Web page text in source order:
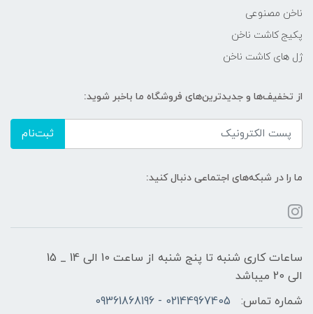
ناخن مصنوعی
پکیج کاشت ناخن
ژل های کاشت ناخن
از تخفیف‌ها و جدیدترین‌های فروشگاه ما باخبر شوید:
ثبت‌نام
ما را در شبکه‌های اجتماعی دنبال کنید:
ساعات کاری شنبه تا پنج شنبه از ساعت 10 الی 14 _ 15
الی 20 میباشد
شماره تماس:
02144967405 - 09361868196